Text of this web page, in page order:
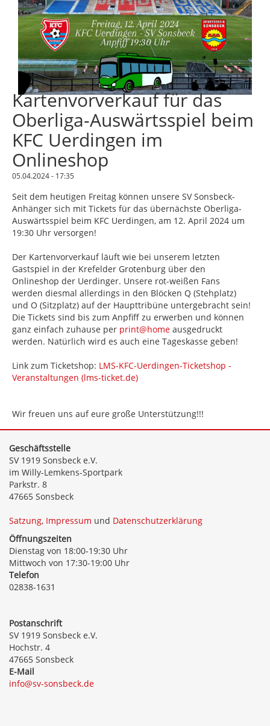
Kartenvorverkauf für das
Oberliga-Auswärtsspiel beim
KFC Uerdingen im
Onlineshop
05.04.2024 - 17:35
Seit dem heutigen Freitag können unsere SV Sonsbeck-
Anhänger sich mit Tickets für das übernächste Oberliga-
Auswärtsspiel beim KFC Uerdingen, am 12. April 2024 um
19:30 Uhr versorgen!
Der Kartenvorverkauf läuft wie bei unserem letzten
Gastspiel in der Krefelder Grotenburg über den
Onlineshop der Uerdinger. Unsere rot-weißen Fans
werden diesmal allerdings in den Blöcken Q (Stehplatz)
und O (Sitzplatz) auf der Haupttribüne untergebracht sein!
Die Tickets sind bis zum Anpfiff zu erwerben und können
ganz einfach zuhause per print@home ausgedruckt
werden. Natürlich wird es auch eine Tageskasse geben!
Link zum Ticketshop: LMS-KFC-Uerdingen-Ticketshop -
Veranstaltungen (lms-ticket.de)
Wir freuen uns auf eure große Unterstützung!!!
Geschäftsstelle
SV 1919 Sonsbeck e.V.
im Willy-Lemkens-Sportpark
Parkstr. 8
47665 Sonsbeck
Satzung, Impressum und Datenschutzerklärung
Öffnungszeiten
Dienstag von 18:00-19:30 Uhr
Mittwoch von 17:30-19:00 Uhr
Telefon
02838-1631
Postanschrift
SV 1919 Sonsbeck e.V.
Hochstr. 4
47665 Sonsbeck
E-Mail
info@sv-sonsbeck.de